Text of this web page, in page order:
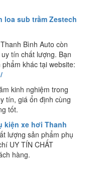
loa sub trầm Zestech
Bình Auto còn
tín chất lượng. Bạn
khác tại website:
kinh nghiệm trong
tín, giá ổn định cùng
tốt.
kiện xe hơi Thanh
lượng sản phẩm phụ
UY TÍN CHẤT
hàng.